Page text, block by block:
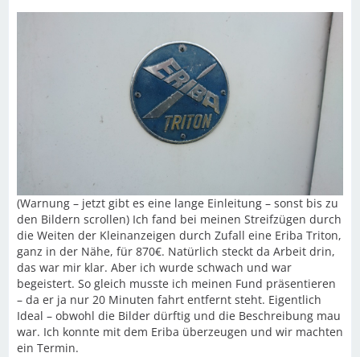
(Warnung – jetzt gibt es eine lange Einleitung – sonst bis zu
den Bildern scrollen) Ich fand bei meinen Streifzügen durch
die Weiten der Kleinanzeigen durch Zufall eine Eriba Triton,
ganz in der Nähe, für 870€. Natürlich steckt da Arbeit drin,
das war mir klar. Aber ich wurde schwach und war
begeistert. So gleich musste ich meinen Fund präsentieren
– da er ja nur 20 Minuten fahrt entfernt steht. Eigentlich
Ideal – obwohl die Bilder dürftig und die Beschreibung mau
war. Ich konnte mit dem Eriba überzeugen und wir machten
ein Termin.